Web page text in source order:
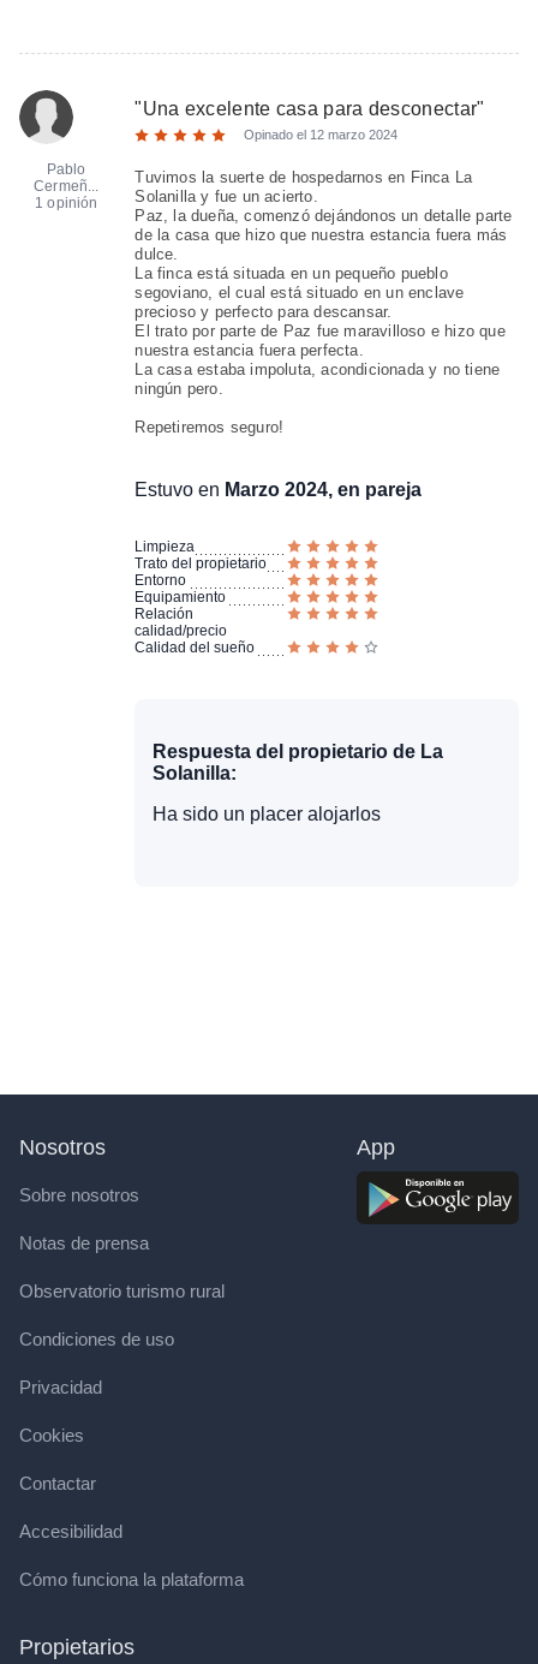
Pablo
Cermeñ...
1 opinión
"Una excelente casa para desconectar"
Opinado el 12 marzo 2024
Tuvimos la suerte de hospedarnos en Finca La
Solanilla y fue un acierto.
Paz, la dueña, comenzó dejándonos un detalle parte
de la casa que hizo que nuestra estancia fuera más
dulce.
La finca está situada en un pequeño pueblo
segoviano, el cual está situado en un enclave
precioso y perfecto para descansar.
El trato por parte de Paz fue maravilloso e hizo que
nuestra estancia fuera perfecta.
La casa estaba impoluta, acondicionada y no tiene
ningún pero.
Repetiremos seguro!
Estuvo en Marzo 2024, en pareja
Limpieza
Trato del propietario
Entorno
Equipamiento
Relación
calidad/precio
Calidad del sueño
Respuesta del propietario de La
Solanilla:
Ha sido un placer alojarlos
Nosotros
Sobre nosotros
Notas de prensa
Observatorio turismo rural
Condiciones de uso
Privacidad
Cookies
Contactar
Accesibilidad
Cómo funciona la plataforma
Propietarios
App